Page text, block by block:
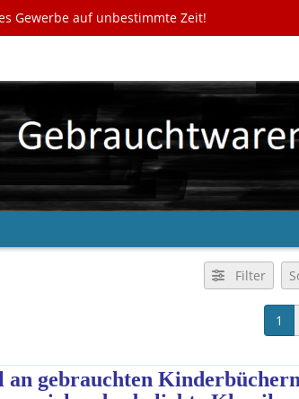
Gewerbe auf unbestimmte Zeit!
Filter
1
an gebrauchten